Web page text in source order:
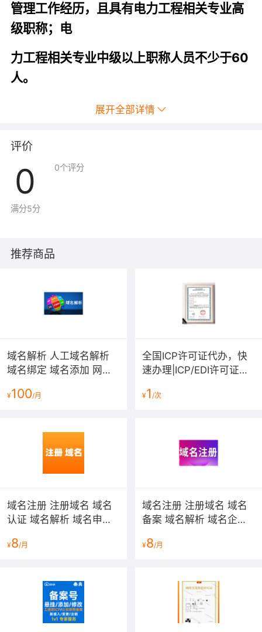
管理工作经历，且具有电力工程相关专业高
级职称；电
力工程相关专业中级以上职称人员不少于60
人。
（3）持有岗位证书的施工现场管理人
人，且施工员、质量员、安全员、造价员、
资料员等人
员齐全。
技术工人不
6.1.3企业工程业绩
工，工程
质量合格。
（2）单机容量20万千瓦机组累计6台；
（3）220千伏送电线路累计600公里；
（5）220千伏电缆工程累计100公里。
展开全部详情
评价
0
满分5分
0个评分
推荐商品
域名解析 人工域名解析
域名绑定 域名添加 网站
¥100/月
全国ICP许可证代办，快
速办理|ICP/EDI许可证办
性网站备案资质|增值电信
¥1 /次
域名注册 注册域名 域名
认证 域名解析 域名申请
站备案 icp备案 软著申报
¥8/月
域名注册 注册域名 域名
备案 域名解析 域名企业
文域名 中文域名注册
¥8/月